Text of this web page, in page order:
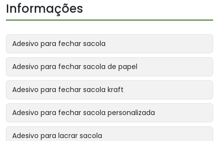
Informações
Adesivo para fechar sacola
Adesivo para fechar sacola de papel
Adesivo para fechar sacola kraft
Adesivo para fechar sacola personalizada
Adesivo para lacrar sacola